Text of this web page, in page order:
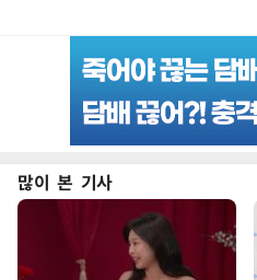
많이 본 기사